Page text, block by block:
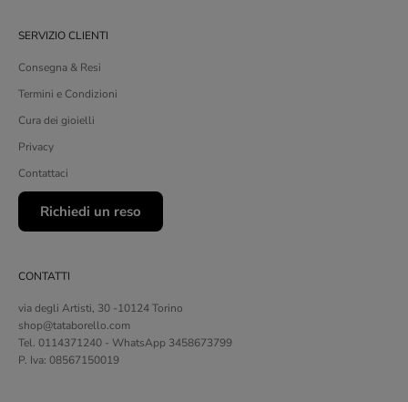
SERVIZIO CLIENTI
Consegna & Resi
Termini e Condizioni
Cura dei gioielli
Privacy
Contattaci
Richiedi un reso
CONTATTI
via degli Artisti, 30 -10124 Torino
shop@tataborello.com
Tel. 0114371240 - WhatsApp 3458673799
P. Iva: 08567150019